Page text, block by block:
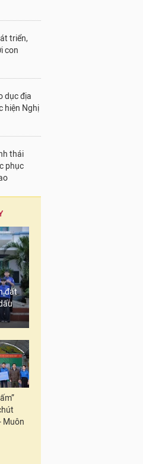
triển,
con
dục địa
hiện Nghị
thái
phục
đất
Muôn